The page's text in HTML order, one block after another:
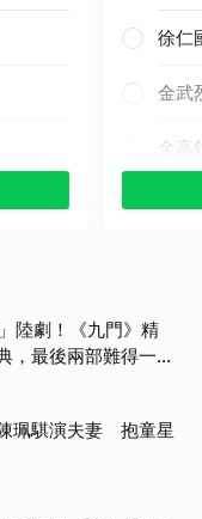
徐仁
金武
金
山姆
Rain
陸劇！《九門》精
，最後兩部難得一面
珮騏演夫妻 抱童星